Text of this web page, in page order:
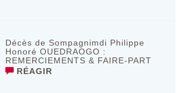
Décès de Sompagnimdi Philippe
Honoré OUEDRAOGO :
REMERCIEMENTS & FAIRE-PART
RÉAGIR